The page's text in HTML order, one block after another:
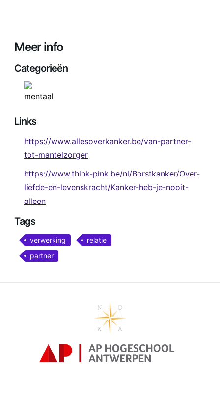
Meer info
Categorieën
Links
https://www.allesoverkanker.be/van-partner-
tot-mantelzorger
https://www.think-pink.be/nl/Borstkanker/Over-
liefde-en-levenskracht/Kanker-heb-je-nooit-
alleen
Tags
verwerking
relatie
partner